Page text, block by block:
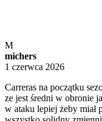
M
michers
1 czerwca 2026
Carreras na początku
ze jest średni w obronie
w ataku lepiej żeby miał